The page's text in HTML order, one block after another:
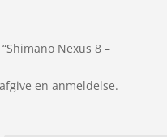
Nexus 8 –
en anmeldelse.